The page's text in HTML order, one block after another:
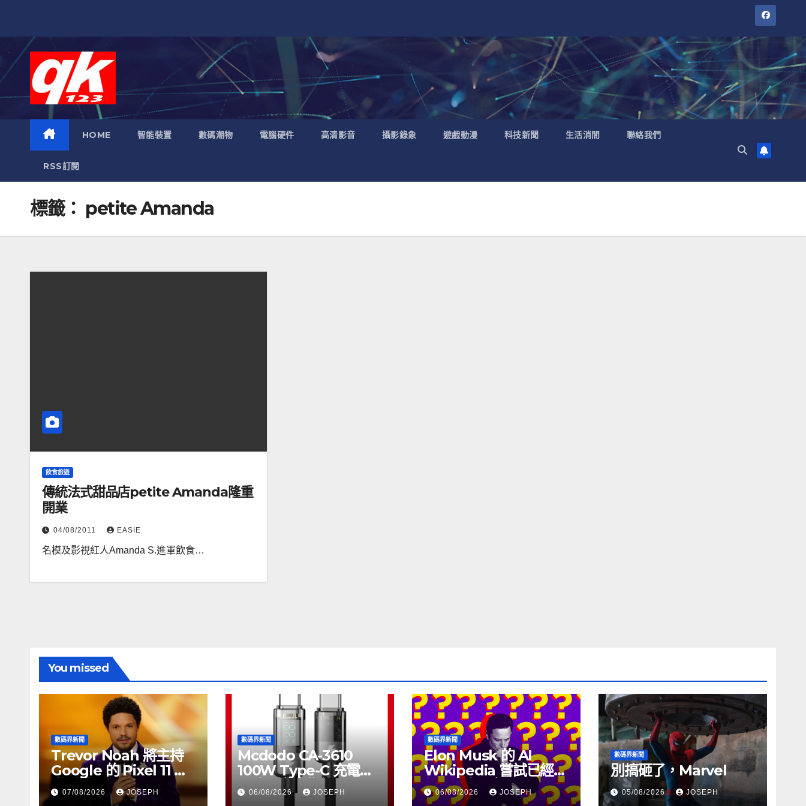
HOME 智能裝置 數碼潮物 電腦硬件 高清影音 攝影錄象 遊戲動漫 科技新聞 生活消閒 聯絡我們
RSS訂閱
標籤： petite Amanda
飲食旅遊
傳統法式甜品店petite Amanda隆重
開業
04/08/2011 EASIE
名模及影視紅人Amanda S.進軍飲食…
You missed
數碼界新聞
Trevor Noah 將主持
Google 的 Pixel 11 推
介活動
07/08/2026 JOSEPH
數碼界新聞
Mcdodo CA-3610
100W Type-C 充電線
正式上市，售價
HK$115
06/08/2026 JOSEPH
數碼界新聞
Elon Musk 的 AI
Wikipedia 嘗試已經幾
個月沒有更新了
06/08/2026 JOSEPH
數碼界新聞
別搞砸了，Marvel
05/08/2026 JOSEPH